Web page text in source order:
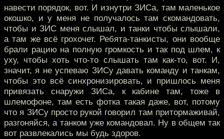
навести порядок, вот. И изнутри ЗИСа, там маленькое
окошко, и у меня не получалось там скомандовать,
чтобы и ЗИС меня слышал, и танки чтобы слышали,
а там же всё грохочет. Ребята-танкисты, они вообще
брали рацию на полную громкость и так под шлем, к
уху, чтобы хоть что-то слышать там как-то, вот. И,
значит, я не успеваю ЗИСу давать команду и танкам,
чтобы это всё синхронизировать, и пришлось меня
привязать снаружи ЗИСа, к кабине там, тоже в
шлемофоне, там есть фотка такая даже, вот, потому
что я ЗИСу просто рукой говорил там притормаживай,
разгоняйся, а танком уже командовал. Ну в общем так
вот развлекались мы будь здоров.